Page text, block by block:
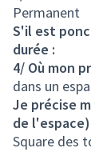
Permanent
S'il est
durée :
4/ Où mon
dans un
Je précise
de
Square des